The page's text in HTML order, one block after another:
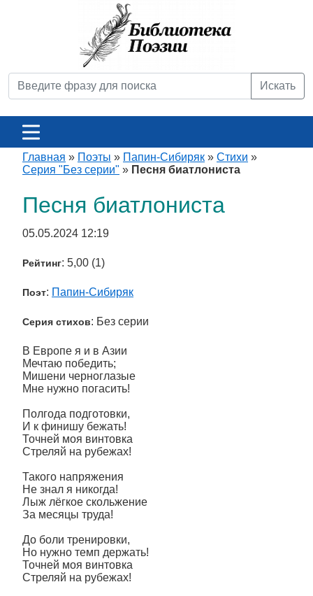
Искать
Главная » Поэты » Папин-Сибиряк » Стихи »
Серия "Без серии" » Песня биатлониста
Песня биатлониста
05.05.2024 12:19
Рейтинг: 5,00 (1)
Поэт: Папин-Сибиряк
Серия стихов: Без серии
В Европе я и в Азии
Мечтаю победить;
Мишени черноглазые
Мне нужно погасить!
Полгода подготовки,
И к финишу бежать!
Точней моя винтовка
Стреляй на рубежах!
Такого напряжения
Не знал я никогда!
Лыж лёгкое скольжение
За месяцы труда!
До боли тренировки,
Но нужно темп держать!
Точней моя винтовка
Стреляй на рубежах!